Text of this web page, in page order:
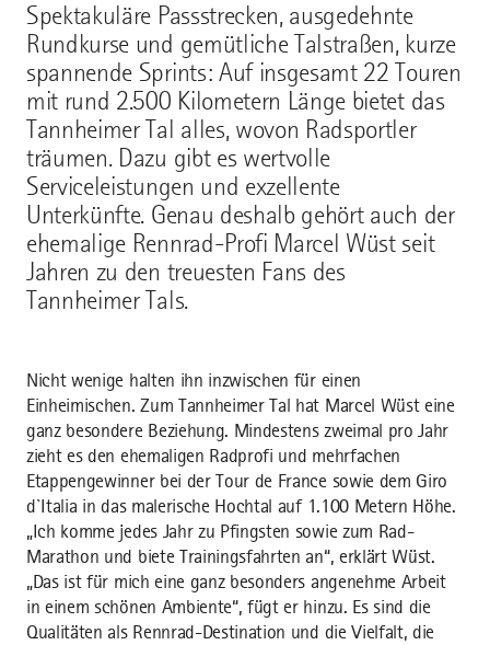
Spektakuläre Passstrecken, ausgedehnte
Rundkurse und gemütliche Talstraßen, kurze
spannende Sprints: Auf insgesamt 22 Touren
mit rund 2.500 Kilometern Länge bietet das
Tannheimer Tal alles, wovon Radsportler
träumen. Dazu gibt es wertvolle
Serviceleistungen und exzellente
Unterkünfte. Genau deshalb gehört auch der
ehemalige Rennrad-Profi Marcel Wüst seit
Jahren zu den treuesten Fans des
Tannheimer Tals.
Nicht wenige halten ihn inzwischen für einen
Einheimischen. Zum Tannheimer Tal hat Marcel Wüst eine
ganz besondere Beziehung. Mindestens zweimal pro Jahr
zieht es den ehemaligen Radprofi und mehrfachen
Etappengewinner bei der Tour de France sowie dem Giro
d`Italia in das malerische Hochtal auf 1.100 Metern Höhe.
„Ich komme jedes Jahr zu Pfingsten sowie zum Rad-
Marathon und biete Trainingsfahrten an“, erklärt Wüst.
„Das ist für mich eine ganz besonders angenehme Arbeit
in einem schönen Ambiente“, fügt er hinzu. Es sind die
Qualitäten als Rennrad-Destination und die Vielfalt, die